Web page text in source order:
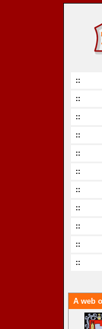
::
::
::
::
::
::
::
::
::
::
::
A web